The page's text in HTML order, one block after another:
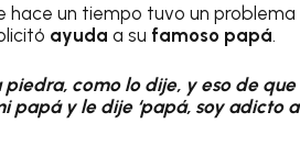
hace un tiempo tuvo un problema
ayuda a su famoso papá.
piedra, como lo dije, y eso de
papá y le dije ‘papá, soy adicto